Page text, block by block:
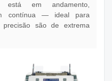
está em andamento,
contínua — ideal para
são de extrema